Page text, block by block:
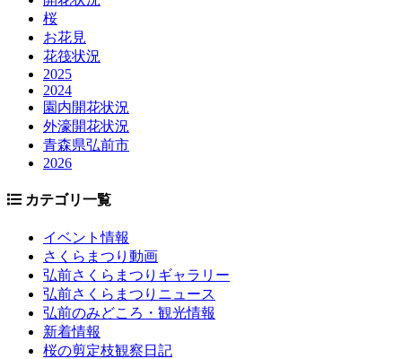
桜
お花見
花筏状況
2025
2024
園内開花状況
外濠開花状況
青森県弘前市
2026
カテゴリ一覧
イベント情報
さくらまつり動画
弘前さくらまつりギャラリー
弘前さくらまつりニュース
弘前のみどころ・観光情報
新着情報
桜の剪定枝観察日記